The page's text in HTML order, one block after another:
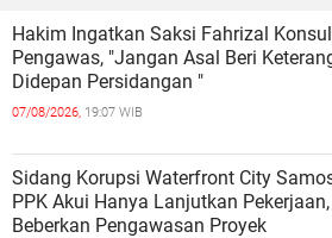
Hakim Ingatkan Saksi Fahrizal
Pengawas, "Jangan Asal Beri
Didepan Persidangan "
07/08/2026, 19:07 WIB
Sidang Korupsi Waterfront City
PPK Akui Hanya Lanjutkan Pekerjaan,
Beberkan Pengawasan Proyek